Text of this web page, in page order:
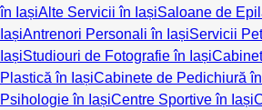
în IașiAlte Servicii în IașiSaloane de
IașiAntrenori Personali în IașiServicii
IașiStudiouri de Fotografie în Iași
Plastică în IașiCabinete de Pedichiură
Psihologie în IașiCentre Sportive în Iași